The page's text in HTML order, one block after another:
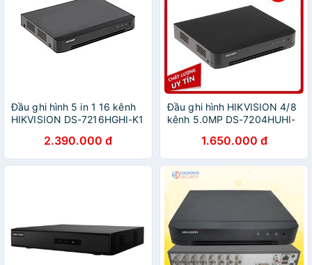
Đầu ghi hình 5 in 1 16 kênh
HIKVISION DS-7216HGHI-K1
2.390.000 đ
Đầu ghi hình HIKVISION 4/8
kênh 5.0MP DS-7204HUHI-
(S) - Bảo hành chính hãng
24 tháng
1.650.000 đ